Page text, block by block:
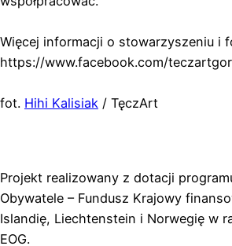
Więcej informacji o stowarzyszeniu i
https://www.facebook.com/
fot. Hihi Kalisiak / TęczArt
Projekt realizowany z dotacji
Obywatele – Fundusz Krajowy
Islandię, Liechtenstein i Norwegię w
EOG.